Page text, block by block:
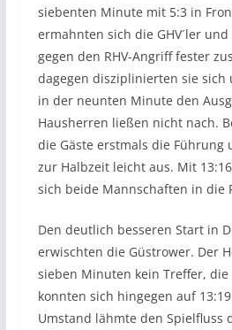
siebenten Minute mit 5:3 in
ermahnten sich die GHV´ler
gegen den RHV-Angriff fester
dagegen disziplinierten sie sich
in der neunten Minute den
Hausherren ließen nicht nach.
die Gäste erstmals die Führung
zur Halbzeit leicht aus. Mit
sich beide Mannschaften in die
Den deutlich besseren Start in
erwischten die Güstrower. Der
sieben Minuten kein Treffer,
konnten sich hingegen auf
Umstand lähmte den Spielfluss